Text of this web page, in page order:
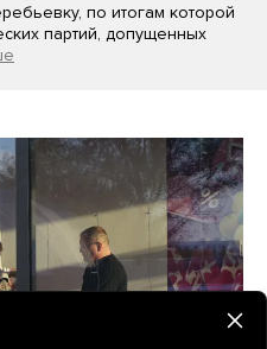
по итогам которой
партий, допущенных